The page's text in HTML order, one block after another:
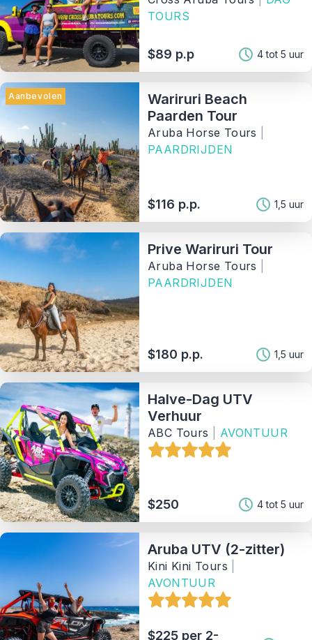
TOURS
$89 p.p 4 tot 5 uur
Aanbevolen
Wariruri Beach
Paarden Tour
Aruba Horse Tours
PAARDRIJDEN
$116 p.p. 1,5 uur
Prive Wariruri Tour
Aruba Horse Tours
PAARDRIJDEN
$180 p.p. 1,5 uur
Halve-Dag UTV
Verhuur
ABC Tours AVONTUUR
$250 4 tot 5 uur
Aruba UTV (2-zitter)
Kini Kini Tours
AVONTUUR
$225 per 2-